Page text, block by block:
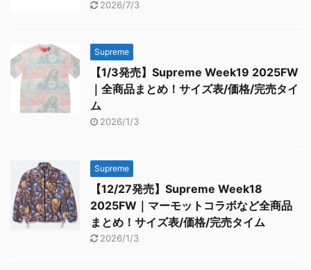
2026/7/3
Supreme
【1/3発売】Supreme Week19 2025FW
｜全商品まとめ！サイズ表/価格/完売タイ
ム
2026/1/3
Supreme
【12/27発売】Supreme Week18
2025FW｜マーモットコラボなど全商品
まとめ！サイズ表/価格/完売タイム
2026/1/3